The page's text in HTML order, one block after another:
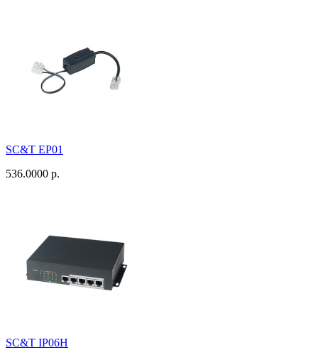
SC&T EP01
536.0000 р.
SC&T IP06H